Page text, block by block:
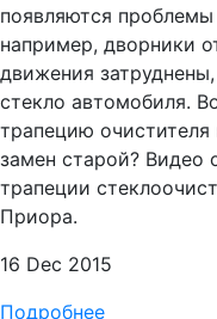
появляются
например, дворники
движения
стекло автомобиля.
трапецию очистителя
замен старой? Видео
трапеции
Приора.
16 Dec 2015
Подробнее